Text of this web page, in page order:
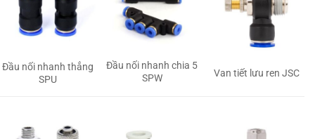
Đầu nối nhanh thẳng
SPU
Đầu nối nhanh chia 5
SPW
Van tiết lưu ren JSC